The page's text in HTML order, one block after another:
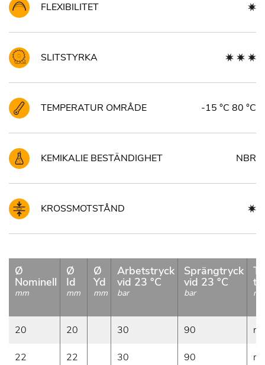
FLEXIBILITET
SLITSTYRKA
TEMPERATUR OMRÅDE -15 °C 80 °C
KEMIKALIE BESTÄNDIGHET NBR
KROSSMOTSTÅND
Ø
Nominell
mm
Ø
Id
mm
Ø
Yd
mm
Arbetstryck
vid 23 °C
bar
Sprängtryck
vid 23 °C
bar
20 20 30 90
22 22 30 90